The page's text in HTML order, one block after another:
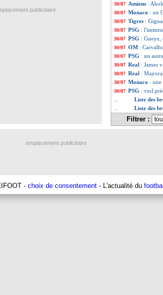
30/07 Amiens :
30/07 Monaco : un
30/07 Tigres :
30/07 PSG :
30/07 PSG :
30/07 OM :
30/07 PSG : un
30/07 Real : James
30/07 Real :
30/07 Monaco :
30/07 PSG : viol
Liste des
Liste des
Filtrer :
publicitaire
emplacement publicitaire
- choix de consentement - L'actualité du football